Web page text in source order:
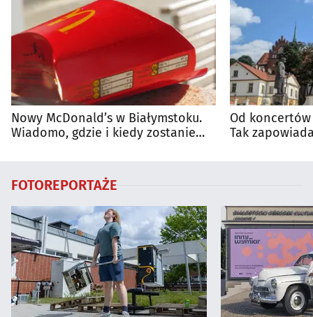
Nowy McDonald’s w Białymstoku.
Wiadomo, gdzie i kiedy zostanie
Od
Tak
FOTOREPORTAŻE